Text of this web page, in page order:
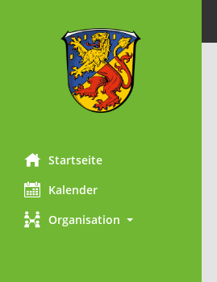
Startseite
Kalender
Organisation